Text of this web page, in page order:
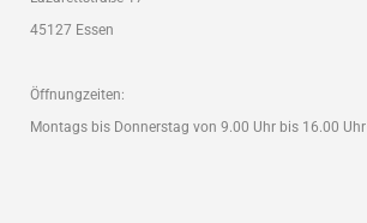
45127 Essen
Öffnungzeiten:
Montags bis Donnerstag von 9.00 Uhr bis 16.00 Uhr